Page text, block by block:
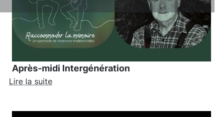
Après-midi Intergénération
Lire la suite